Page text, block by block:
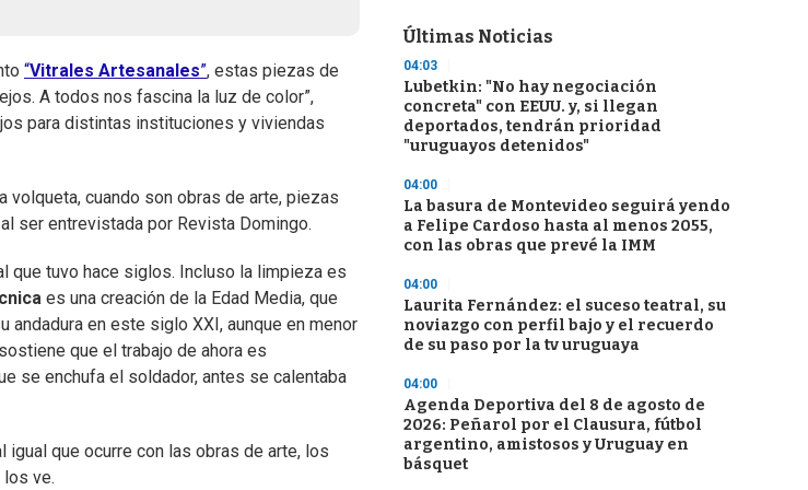
“Vitrales Artesanales”, estas piezas de
A todos nos fascina la luz de color”,
para distintas instituciones y viviendas
volqueta, cuando son obras de arte, piezas
ser entrevistada por Revista Domingo.
que tuvo hace siglos. Incluso la limpieza es
es una creación de la Edad Media, que
en este siglo XXI, aunque en menor
que el trabajo de ahora es
se enchufa el soldador, antes se calentaba
que ocurre con las obras de arte, los
ve.
Últimas Noticias
04:03
Lubetkin: "No hay negociación
concreta" con EEUU. y, si llegan
deportados, tendrán prioridad
"uruguayos detenidos"
04:00
La basura de Montevideo seguirá yendo
a Felipe Cardoso hasta al menos 2055,
con las obras que prevé la IMM
04:00
Laurita Fernández: el suceso teatral, su
noviazgo con perfil bajo y el recuerdo
de su paso por la tv uruguaya
04:00
Agenda Deportiva del 8 de agosto de
2026: Peñarol por el Clausura, fútbol
argentino, amistosos y Uruguay en
básquet